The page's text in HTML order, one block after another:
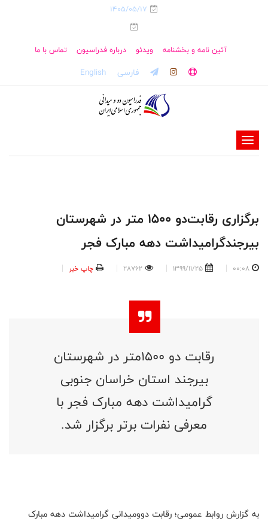
1405/05/17
آئین نامه و بخشنامه ویدئو درباره فدراسیون تماس با ما
فارسی English
-
-
-
-
برگزاری رقابت‌دو ۱۵۰۰ متر در شهرستان
بیرجندگرامیداشت دهه مبارک فجر
00:08
1399/11/25
28762 چاپ خبر
رقابت‌ دو ۱۵۰۰متر در شهرستان
بیرجند استان خراسان جنوبی
گرامیداشت دهه مبارک فجر با
معرفی نفرات برتر برگزار شد.
‎به گزارش روابط عمومی؛ رقابت دوومیدانی گرامیداشت دهه مبارک